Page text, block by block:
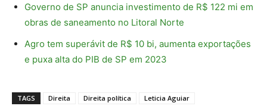
Governo de SP anuncia investimento de R$ 122 mi em
obras de saneamento no Litoral Norte
Agro tem superávit de R$ 10 bi, aumenta exportações
e puxa alta do PIB de SP em 2023
TAGS Direita Direita política Leticia Aguiar